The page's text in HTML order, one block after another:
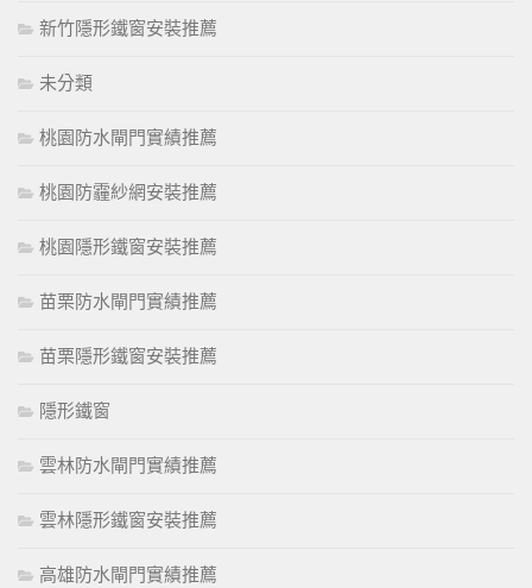
新竹隱形鐵窗安裝推薦
未分類
桃園防水閘門實績推薦
桃園防霾紗網安裝推薦
桃園隱形鐵窗安裝推薦
苗栗防水閘門實績推薦
苗栗隱形鐵窗安裝推薦
隱形鐵窗
雲林防水閘門實績推薦
雲林隱形鐵窗安裝推薦
高雄防水閘門實績推薦